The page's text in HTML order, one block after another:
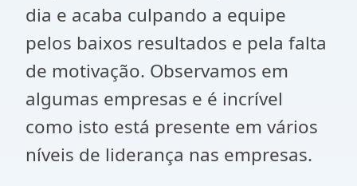
dia e acaba culpando a equipe
pelos baixos resultados e pela falta
de motivação. Observamos em
algumas empresas e é incrível
como isto está presente em vários
níveis de liderança nas empresas.